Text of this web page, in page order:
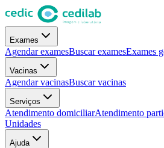
Exames
Agendar examesBuscar examesExames
Vacinas
Agendar vacinasBuscar vacinas
Serviços
Atendimento domiciliarAtendimento
Unidades
Ajuda